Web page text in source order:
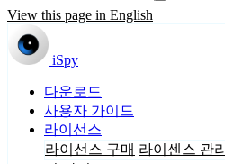
View this page in English
iSpy
다운로드
사용자 가이드
라이선스
라이선스 구매 라이센스 관리